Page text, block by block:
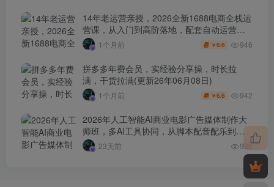
14年老运营亲授，2026全新1688电商全栈运
营课，从入门到高阶落地，配套自动运营表
+工具包+直播诊断等
1个月前 ￥6.6 946
拼多多年费会员，实经验分享操，时长拉
满，干货拉满(更新26年06月08日)
1个月前 ￥6.6 942
2026年人工智能AI商业电影广告媒体制作大
师班，多AI工具协同，从脚本配音配乐到电
影级短片、品牌广告全流程实战（中英字
幕）
23天前 936